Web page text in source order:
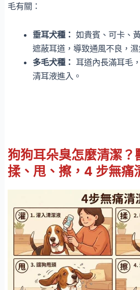
毛有關：
垂耳犬種： 如貴賓、可卡、
遮蔽耳道，導致通風不良，濕
多毛犬種： 耳道內長滿耳毛
清耳液進入。
狗狗耳朵臭怎麼清潔？
揉、甩、擦，4 步無痛